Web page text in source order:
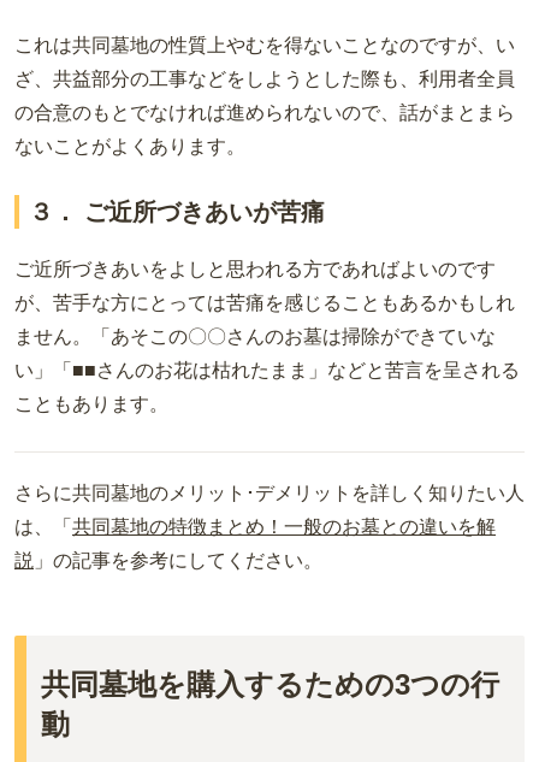
これは共同墓地の性質上やむを得ないことなのですが、い
ざ、共益部分の工事などをしようとした際も、利用者全員
の合意のもとでなければ進められないので、話がまとまら
ないことがよくあります。
３． ご近所づきあいが苦痛
ご近所づきあいをよしと思われる方であればよいのです
が、苦手な方にとっては苦痛を感じることもあるかもしれ
ません。「あそこの〇〇さんのお墓は掃除ができていな
い」「■■さんのお花は枯れたまま」などと苦言を呈される
こともあります。
さらに共同墓地のメリット･デメリットを詳しく知りたい人
は、「 共同墓地の特徴まとめ！一般のお墓との違いを解
説 」の記事を参考にしてください。
共同墓地を購入するための3つの行
動